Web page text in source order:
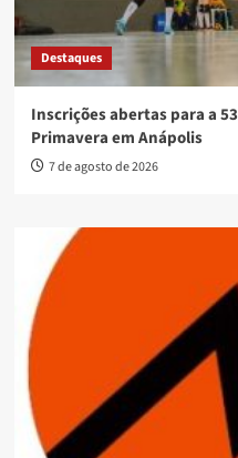
Destaques
Inscrições abertas para a
Primavera em Anápolis
7 de agosto de 2026